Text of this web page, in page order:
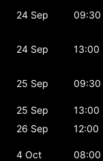
24 Sep 09:30
24 Sep 13:00
25 Sep 09:30
25 Sep
13:00
26 Sep
12:00
4 Oct 08:00